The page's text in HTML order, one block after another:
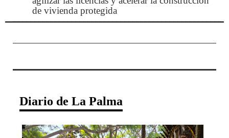
de vivienda protegida
Diario de La Palma